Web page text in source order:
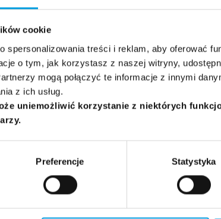
cookie
spersonalizowania treści i reklam, aby oferować
o tym, jak korzystasz z naszej witryny,
mogą połączyć te informacje z innymi
z ich usług.
uniemożliwić korzystanie z niektórych
Preferencje Statystyka
które będą przedmiotem komentarza eksperta: